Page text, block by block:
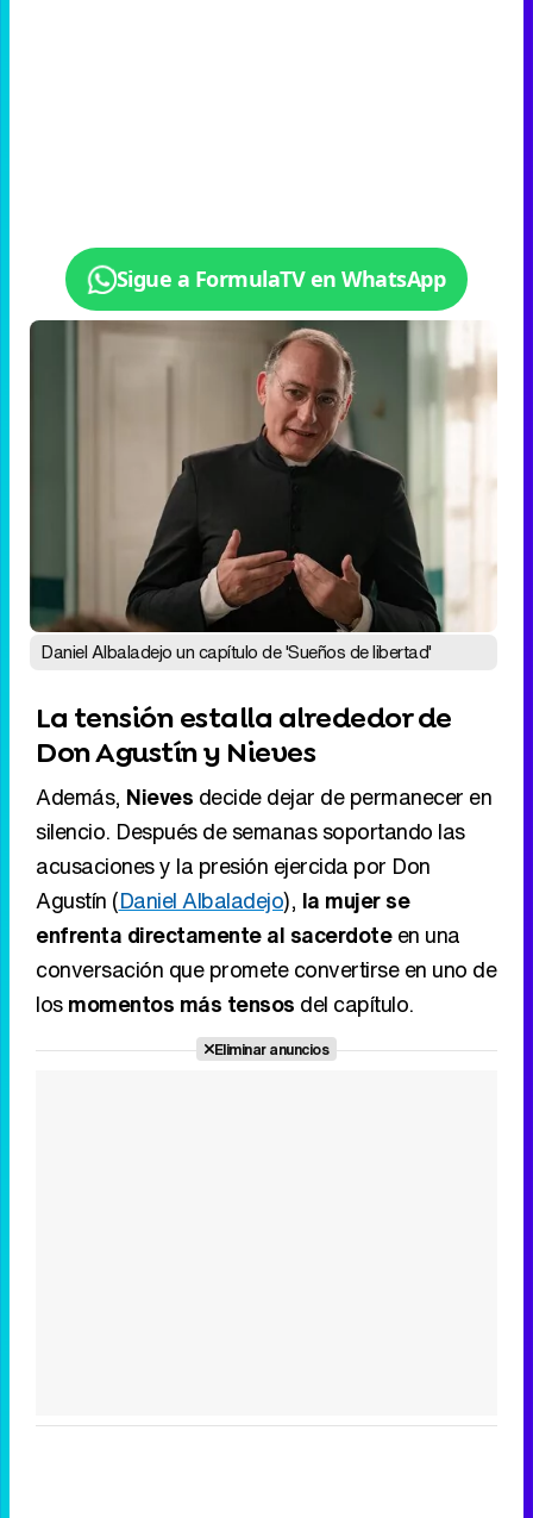
Sigue a FormulaTV en WhatsApp
Daniel Albaladejo un capítulo de 'Sueños de libertad'
La tensión estalla alrededor de
Don Agustín y Nieves
Además, Nieves decide dejar de permanecer en
silencio. Después de semanas soportando las
acusaciones y la presión ejercida por Don
Agustín (Daniel Albaladejo), la mujer se
enfrenta directamente al sacerdoteen una
conversación que promete convertirse en uno de
losmomentos más tensos del capítulo.
Eliminar anuncios